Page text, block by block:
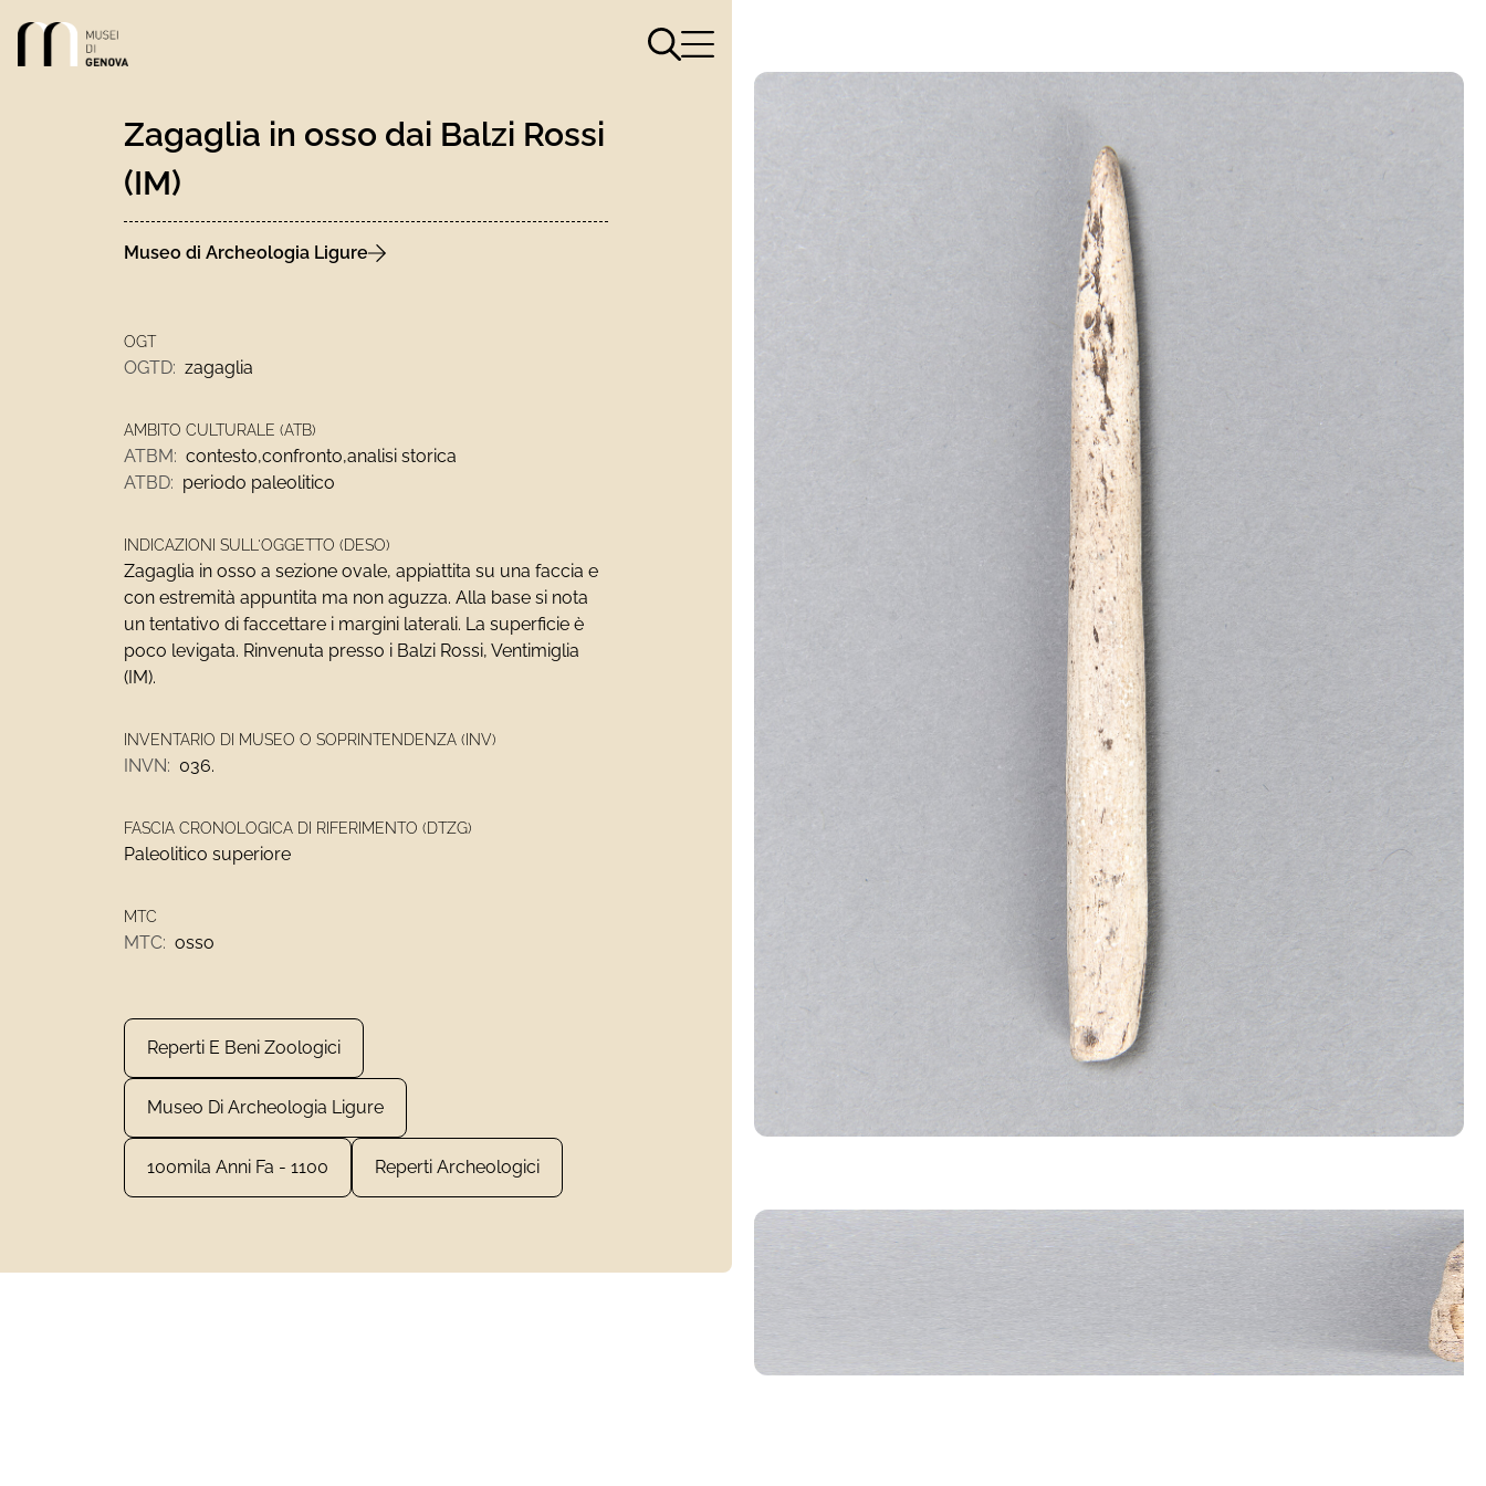
Link alla homepage Apri il menù di ricerca
Apri il menù di navigazione
Zagaglia in osso dai Balzi Rossi
(IM)
Museo di Archeologia Ligure
OGT
OGTD: zagaglia
AMBITO CULTURALE (ATB)
ATBM: contesto,confronto,analisi storica
ATBD: periodo paleolitico
INDICAZIONI SULL'OGGETTO (DESO)
Zagaglia in osso a sezione ovale, appiattita su una faccia e
con estremità appuntita ma non aguzza. Alla base si nota
un tentativo di faccettare i margini laterali. La superficie è
poco levigata. Rinvenuta presso i Balzi Rossi, Ventimiglia
(IM).
INVENTARIO DI MUSEO O SOPRINTENDENZA (INV)
INVN: 036.
FASCIA CRONOLOGICA DI RIFERIMENTO (DTZG)
Paleolitico superiore
MTC
MTC: osso
Reperti E Beni Zoologici
Museo Di Archeologia Ligure
100mila Anni Fa - 1100 Reperti Archeologici